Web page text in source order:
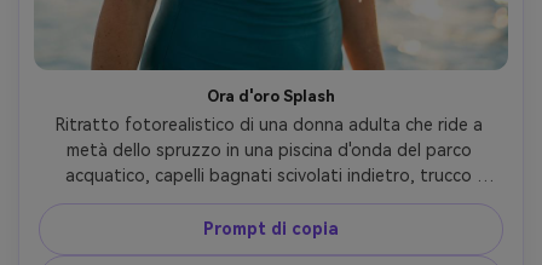
Ora d'oro Splash
Ritratto fotorealistico di una donna adulta che ride a
metà dello spruzzo in una piscina d'onda del parco
acquatico, capelli bagnati scivolati indietro, trucco
impermeabile minimo, costume da bagno sportivo in un
pezzo in teal, goccioline di sole scintillanti sulle spalle,
retroilluminazione dell'ora dorata con luce calda del
Prompt di copia